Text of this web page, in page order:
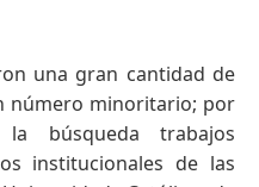
una gran cantidad de
número minoritario; por
búsqueda trabajos
institucionales de las